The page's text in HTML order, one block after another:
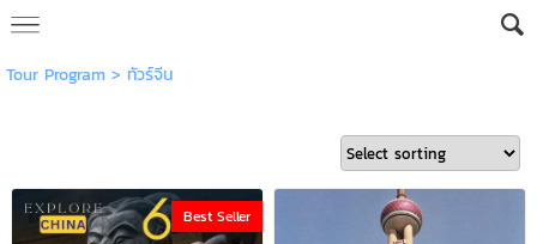
Tour Program> ทัวร์จีน
Best Seller